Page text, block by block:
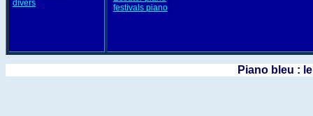
divers
festivals piano
Piano bleu :